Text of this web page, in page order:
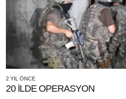
2 YIL ÖNCE
20 İLDE OPERASYON